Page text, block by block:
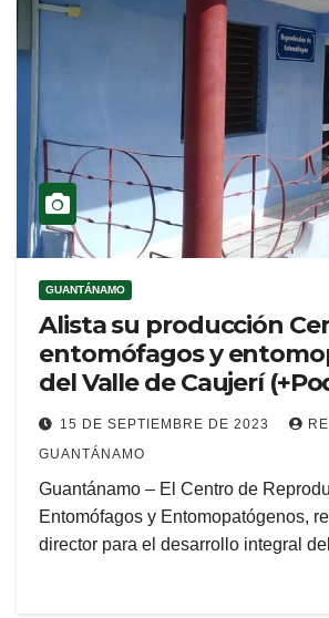
GUANTÁNAMO
Alista su producción
entomófagos y
del Valle de Caujerí
15 DE SEPTIEMBRE DE 2023
GUANTÁNAMO
Guantánamo – El Centro de
Entomófagos y Entomopatógenos,
director para el desarrollo integral